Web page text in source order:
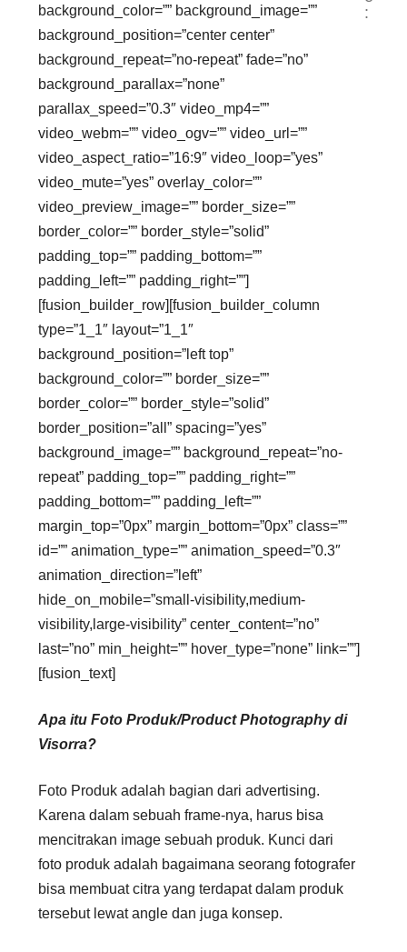
background_color=”” background_image=””
background_position=”center center”
background_repeat=”no-repeat” fade=”no”
background_parallax=”none”
parallax_speed=”0.3″ video_mp4=””
video_webm=”” video_ogv=”” video_url=””
video_aspect_ratio=”16:9″ video_loop=”yes”
video_mute=”yes” overlay_color=””
video_preview_image=”” border_size=””
border_color=”” border_style=”solid”
padding_top=”” padding_bottom=””
padding_left=”” padding_right=””]
[fusion_builder_row][fusion_builder_column
type=”1_1″ layout=”1_1″
background_position=”left top”
background_color=”” border_size=””
border_color=”” border_style=”solid”
border_position=”all” spacing=”yes”
background_image=”” background_repeat=”no-
repeat” padding_top=”” padding_right=””
padding_bottom=”” padding_left=””
margin_top=”0px” margin_bottom=”0px” class=””
id=”” animation_type=”” animation_speed=”0.3″
animation_direction=”left”
hide_on_mobile=”small-visibility,medium-
visibility,large-visibility” center_content=”no”
last=”no” min_height=”” hover_type=”none” link=””]
[fusion_text]
Apa itu Foto Produk/Product Photography di
Visorra?
Foto Produk adalah bagian dari advertising.
Karena dalam sebuah frame-nya, harus bisa
mencitrakan image sebuah produk. Kunci dari
foto produk adalah bagaimana seorang fotografer
bisa membuat citra yang terdapat dalam produk
tersebut lewat angle dan juga konsep.
: